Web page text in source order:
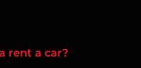
rent a car?